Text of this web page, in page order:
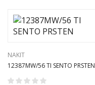
NAKIT
12387MW/56 TI SENTO PRSTEN